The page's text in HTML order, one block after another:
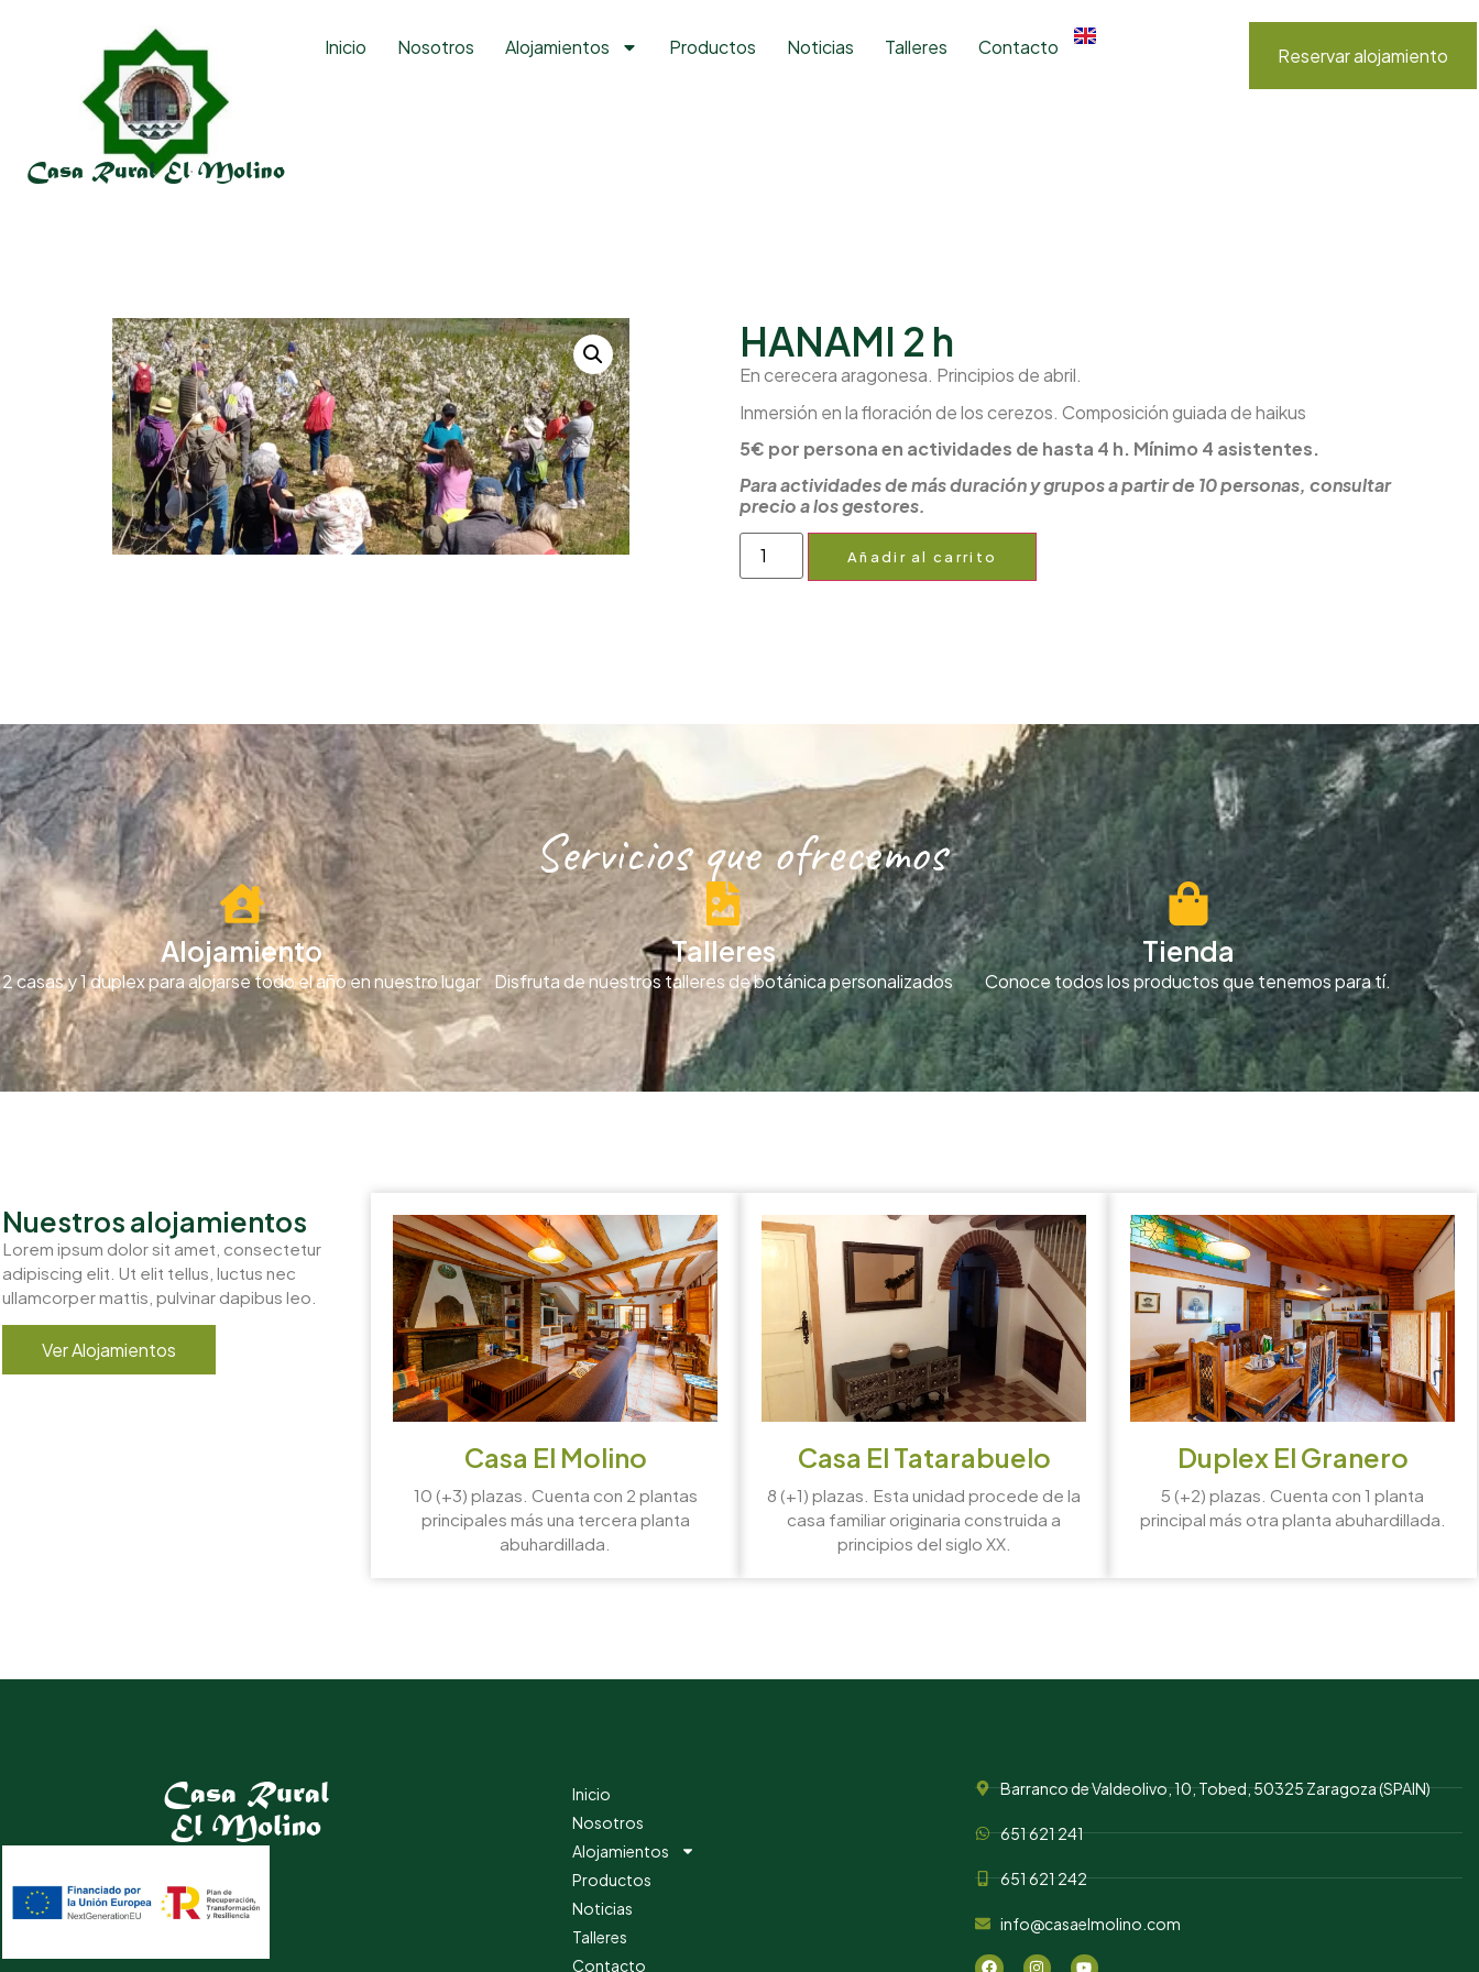
Casa Rural El Molino
Inicio Nosotros Alojamientos Productos Noticias Talleres Contacto Reservar alojamiento
HANAMI 2 h
En cerecera aragonesa. Principios de abril.
Inmersión en la floración de los cerezos. Composición guiada de haikus
5€ por persona en actividades de hasta 4 h. Mínimo 4 asistentes.
Para actividades de más duración y grupos a partir de 10 personas, consultar
precio a los gestores.
Añadir al carrito
Servicios que ofrecemos
Alojamiento
2 casas y 1 duplex para alojarse todo el año en nuestro lugar
Talleres
Disfruta de nuestros talleres de botánica personalizados
Tienda
Conoce todos los productos que tenemos para tí.
Nuestros alojamientos
Lorem ipsum dolor sit amet, consectetur
adipiscing elit. Ut elit tellus, luctus nec
ullamcorper mattis, pulvinar dapibus leo.
Ver Alojamientos
Casa El Molino
10 (+3) plazas. Cuenta con 2 plantas
principales más una tercera planta
abuhardillada.
Casa El Tatarabuelo
8 (+1) plazas. Esta unidad procede de la
casa familiar originaria construida a
principios del siglo XX.
Duplex El Granero
5 (+2) plazas. Cuenta con 1 planta
principal más otra planta abuhardillada.
Casa Rural
El Molino
Inicio
Nosotros
Alojamientos
Productos
Noticias
Talleres
Contacto
Barranco de Valdeolivo, 10, Tobed, 50325 Zaragoza (SPAIN)
651 621 241
651 621 242
info@casaelmolino.com